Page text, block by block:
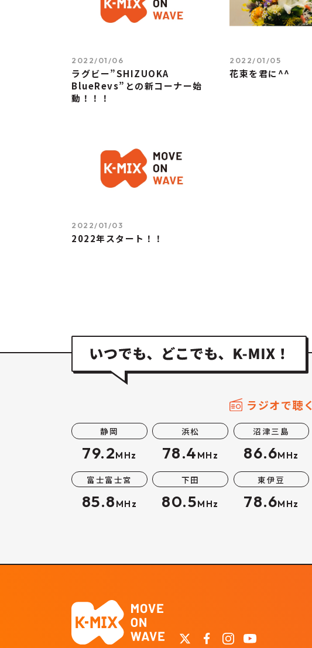
2022/01/06
ラグビー”SHIZUOKA
BlueRevs”との新コーナー始
動！！！
2022/01/05
花束を君に^^
2022/01/03
2022年スタート！！
ラジオで聴く
静岡
79.2MHz
浜松
78.4 MHz
沼津三島
86.6MHz
富士富士宮
85.8 MHz
下田
80.5MHz
東伊豆
78.6MHz